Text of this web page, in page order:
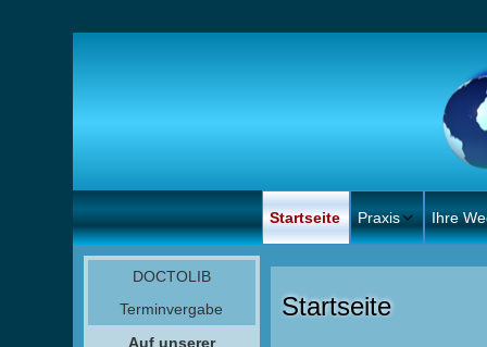
Startseite Praxis Ihre
DOCTOLIB
Terminvergabe
Auf unserer
Startseite